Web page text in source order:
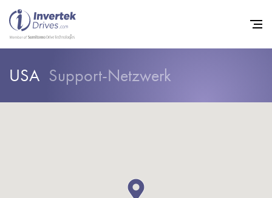
USA Support-NetzwerkStartseite
Frequenzumrichter